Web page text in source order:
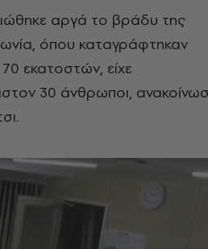
αργά το βράδυ της
όπου καταγράφτηκαν
εκατοστών, είχε
30 άνθρωποι,